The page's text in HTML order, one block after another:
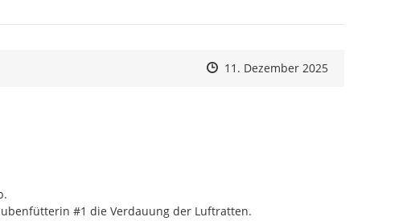
Zeitpunkt des Erstellens
Zeitpunkt des Erstellens
11. Dezember 2025Zur Äußerung
#1 die Verdauung der Luftratten.